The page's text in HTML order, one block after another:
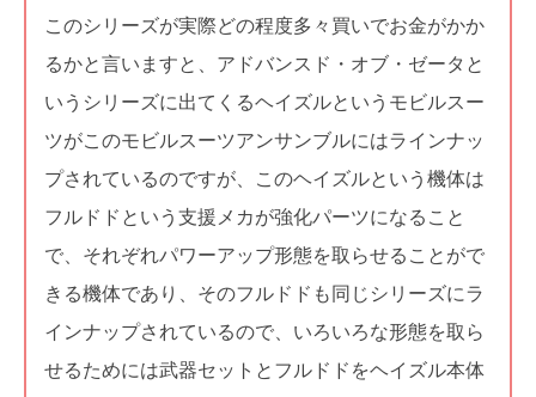
このシリーズが実際どの程度多々買いでお金がかか
るかと言いますと、アドバンスド・オブ・ゼータと
いうシリーズに出てくるヘイズルというモビルスー
ツがこのモビルスーツアンサンブルにはラインナッ
プされているのですが、このヘイズルという機体は
フルドドという支援メカが強化パーツになること
で、それぞれパワーアップ形態を取らせることがで
きる機体であり、そのフルドドも同じシリーズにラ
インナップされているので、いろいろな形態を取ら
せるためには武器セットとフルドドをヘイズル本体